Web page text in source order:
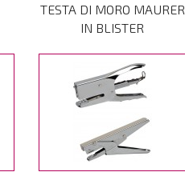
TESTA DI MORO MAURER
IN BLISTER